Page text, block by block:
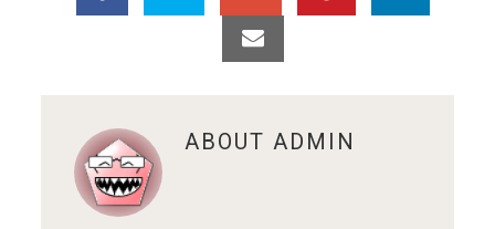
ABOUT ADMIN